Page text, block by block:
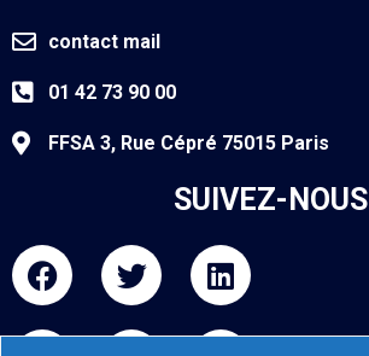
contact mail
01 42 73 90 00
FFSA 3, Rue Cépré 75015 Paris
SUIVEZ-NOUS
F
a
e
T
w
t
L
i
k
I
Y
F